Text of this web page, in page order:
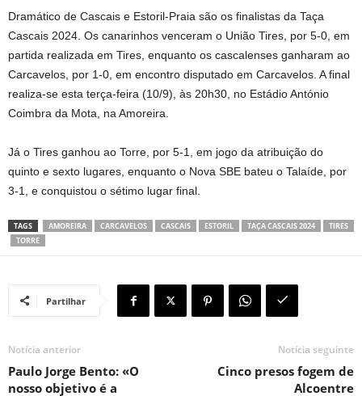
Dramático de Cascais e Estoril-Praia são os finalistas da Taça
Cascais 2024. Os canarinhos venceram o União Tires, por 5-0, em
partida realizada em Tires, enquanto os cascalenses ganharam ao
Carcavelos, por 1-0, em encontro disputado em Carcavelos. A final
realiza-se esta terça-feira (10/9), às 20h30, no Estádio António
Coimbra da Mota, na Amoreira.
Já o Tires ganhou ao Torre, por 5-1, em jogo da atribuição do
quinto e sexto lugares, enquanto o Nova SBE bateu o Talaíde, por
3-1, e conquistou o sétimo lugar final.
TAGS AMOREIRA CARCAVELOS CASCAIS ESTORIL TAÇA CASCAIS 2024
TIRES
TORRE
Partilhar
Notícia anterior
Paulo Jorge Bento: «O
nosso objetivo é a
Notícia seguinte
Cinco presos fogem de
Alcoentre